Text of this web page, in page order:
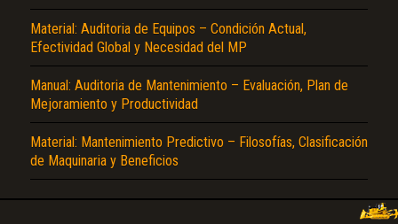
Material: Auditoria de Equipos – Condición Actual,
Efectividad Global y Necesidad del MP
Manual: Auditoria de Mantenimiento – Evaluación, Plan de
Mejoramiento y Productividad
Material: Mantenimiento Predictivo – Filosofías, Clasificación
de Maquinaria y Beneficios